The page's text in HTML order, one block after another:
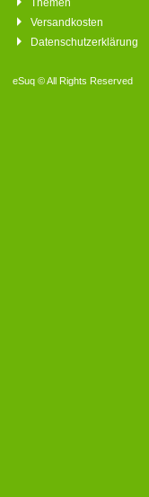
Themen
Versandkosten
Datenschutzerklärung
eSuq © All Rights Reserved